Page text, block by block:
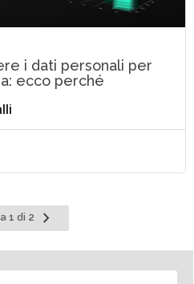
i dati personali per
ecco perché
1 di 2
Pagina
successiva